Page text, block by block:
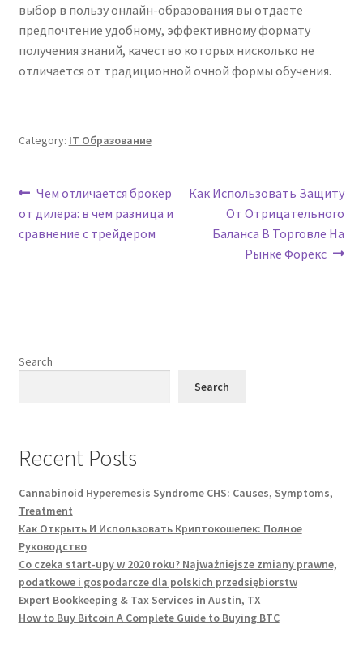
выбор в пользу онлайн-образования вы отдаете
предпочтение удобному, эффективному формату
получения знаний, качество которых нисколько не
отличается от традиционной очной формы обучения.
Category: IT Образование
Post
navigation
Previous
post:
Чем отличается брокер
от дилера: в чем разница и
сравнение с трейдером
Next
Как Использовать Защиту
От Отрицательного
Баланса В Торговле На
Рынке Форекс
Search
Search
Recent Posts
Cannabinoid Hyperemesis Syndrome CHS: Causes, Symptoms,
Treatment
Как Открыть И Использовать Криптокошелек: Полное
Руководство
Co czeka start-upy w 2020 roku? Najważniejsze zmiany prawne,
podatkowe i gospodarcze dla polskich przedsiębiorstw
Expert Bookkeeping & Tax Services in Austin, TX
How to Buy Bitcoin A Complete Guide to Buying BTC